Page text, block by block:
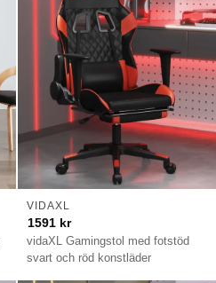
vidaXL Gamingstol med fotstöd
svart och röd konstläder
VIDAXL
1591 kr